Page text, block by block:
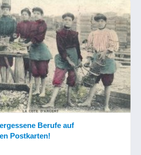
Berufe auf
Postkarten!